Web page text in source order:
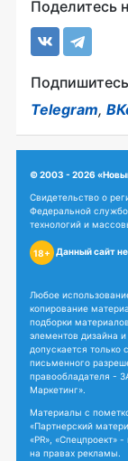
Поделитесь
Telegram,
© 2003 - 2026
Свидетельство о
Федеральной
технологий и
18+ Данный сайт
Любое
копирование
подборки
элементов дизайна
допускается только с
письменного
правообладателя -
Маркетинг».
Материалы с
«Партнерский
«PR», «Спецпроект»
на правах рекламы.